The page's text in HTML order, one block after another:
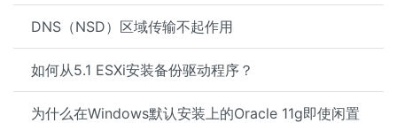
DNS（NSD）区域传输不起作用
如何从5.1 ESXi安装备份驱动程序？
为什么在Windows默认安装上的Oracle 11g即使闲置